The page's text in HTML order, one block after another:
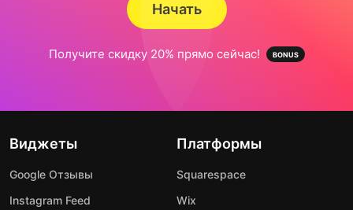
Начать
Получите скидку 20% прямо сейчас!
Виджеты
Google Отзывы
Instagram Feed
Платформы
Squarespace
Wix